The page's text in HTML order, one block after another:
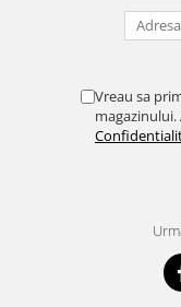
Vreau sa